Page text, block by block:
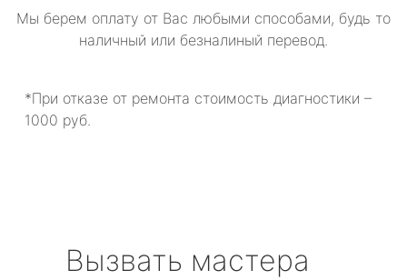
Мы берем оплату от Вас любыми способами, будь то
наличный или безналиный перевод.
*При отказе от ремонта стоимость диагностики –
1000 руб.
Вызвать мастера